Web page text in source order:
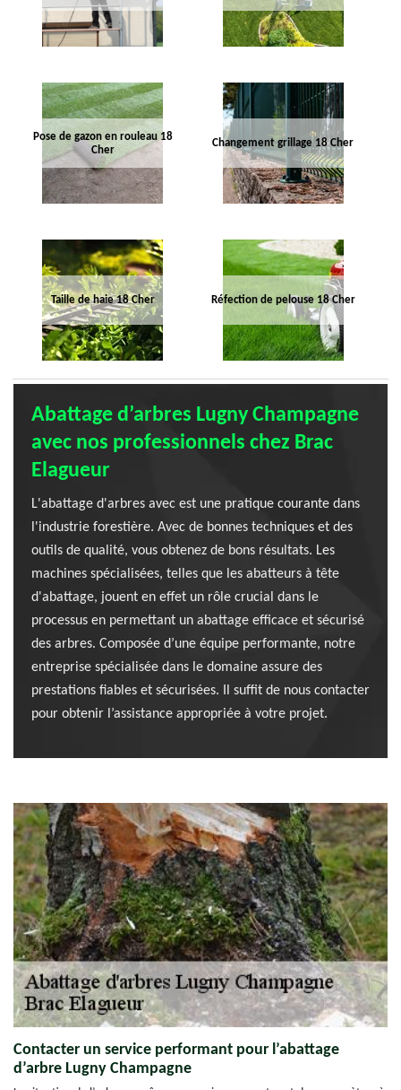
Pose de gazon en rouleau 18
Cher
Changement grillage 18 Cher
Taille de haie 18 Cher Réfection de pelouse 18 Cher
Abattage d’arbres Lugny Champagne
avec nos professionnels chez Brac
Elagueur
L'abattage d'arbres avec est une pratique courante dans
l'industrie forestière. Avec de bonnes techniques et des
outils de qualité, vous obtenez de bons résultats. Les
machines spécialisées, telles que les abatteurs à tête
d'abattage, jouent en effet un rôle crucial dans le
processus en permettant un abattage efficace et sécurisé
des arbres. Composée d’une équipe performante, notre
entreprise spécialisée dans le domaine assure des
prestations fiables et sécurisées. Il suffit de nous contacter
pour obtenir l’assistance appropriée à votre projet.
Contacter un service performant pour l’abattage
d’arbre Lugny Champagne